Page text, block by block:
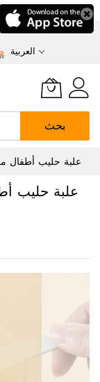
العربية
بحث
علبة حليب أطفال
علبة حليب